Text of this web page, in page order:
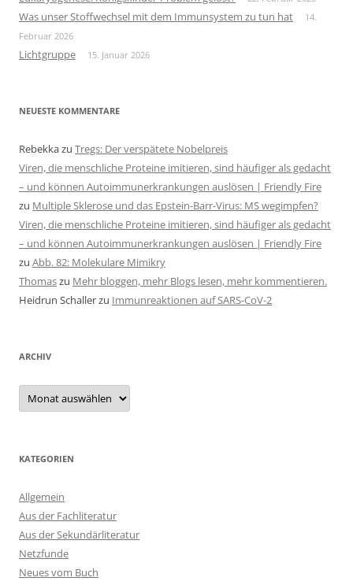
Was unser Stoffwechsel mit dem Immunsystem zu tun hat
14.
Februar 2026
Lichtgruppe 15. Januar 2026
NEUESTE KOMMENTARE
Rebekkazu Tregs: Der verspätete Nobelpreis
Viren, die menschliche Proteine imitieren, sind häufiger als gedacht
– und können Autoimmunerkrankungen auslösen | Friendly Fire
zu Multiple Sklerose und das Epstein-Barr-Virus: MS wegimpfen?
Viren, die menschliche Proteine imitieren, sind häufiger als gedacht
– und können Autoimmunerkrankungen auslösen | Friendly Fire
zu Abb. 82: Molekulare Mimikry
Thomaszu Mehr bloggen, mehr Blogs lesen, mehr kommentieren.
Heidrun Schallerzu Immunreaktionen auf SARS-CoV-2
ARCHIV
Archiv
KATEGORIEN
Allgemein
Aus der Fachliteratur
Aus der Sekundärliteratur
Netzfunde
Neues vom Buch